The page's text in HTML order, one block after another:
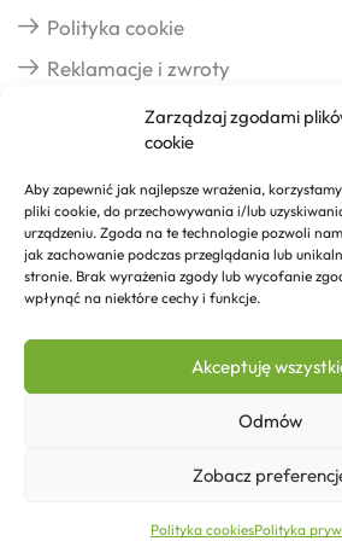
Zarządzaj zgodami
cookie
Aby zapewnić jak najlepsze wrażenia,
pliki cookie, do przechowywania i/lub
urządzeniu. Zgoda na te technologie pozwoli
jak zachowanie podczas przeglądania lub
stronie. Brak wyrażenia zgody lub wycofanie
wpłynąć na niektóre cechy i funkcje.
Akceptuję
Odmów
Zobacz
Polityka cookiesPolityka
Sklep
Polityka cookie
Reklamacje i zwroty
Realizacja zamówień
Formy płatności
Kontakt
Copyright © 2026 Izosklep.pl